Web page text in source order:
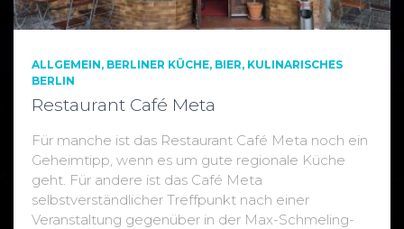
ALLGEMEIN BERLINER KÜCHE BIER KULINARISCHES
BERLIN
Restaurant Café Meta
Für manche ist das Restaurant Café Meta noch ein
Geheimtipp, wenn es um gute regionale Küche
geht. Für andere ist das Café Meta
selbstverständlicher Treffpunkt nach einer
Veranstaltung gegenüber in der Max-Schmeling-